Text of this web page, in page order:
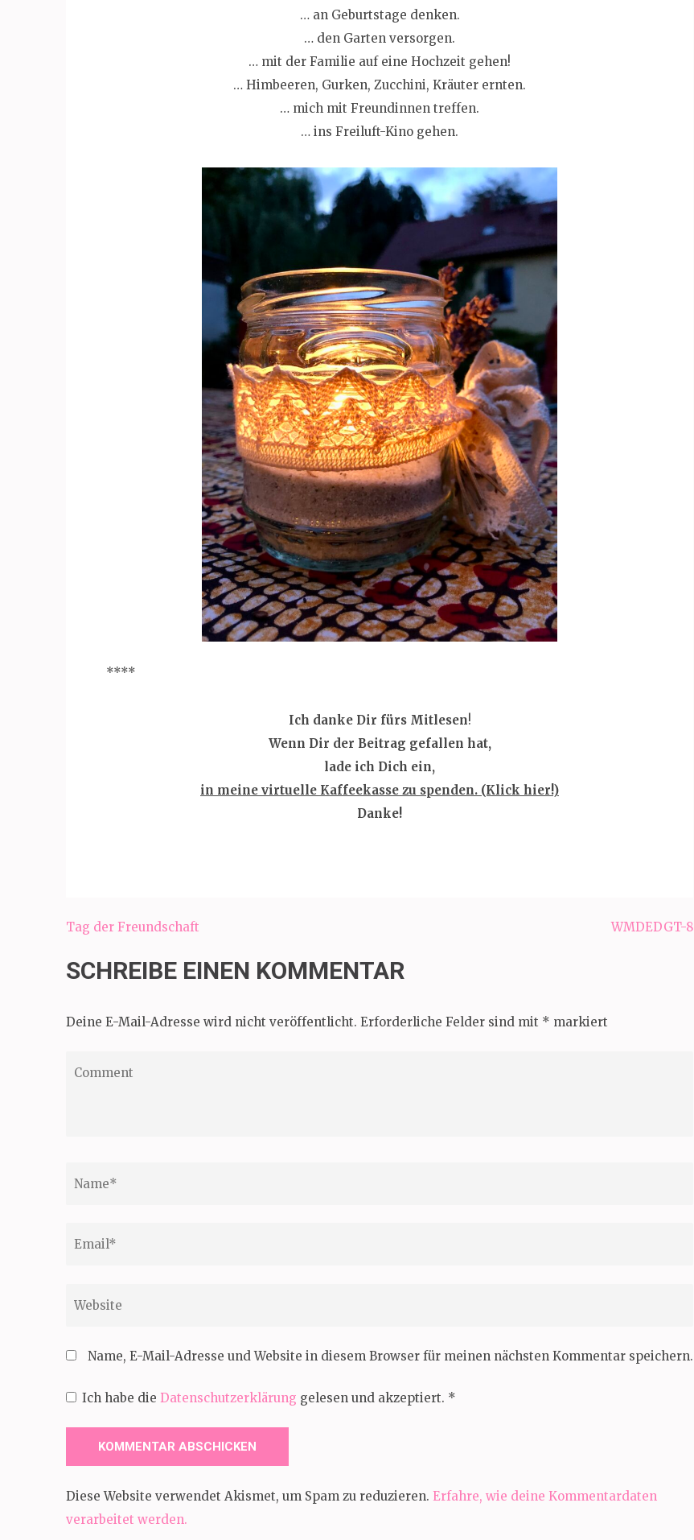
… an Geburtstage denken.
… den Garten versorgen.
… mit der Familie auf eine Hochzeit gehen!
… Himbeeren, Gurken, Zucchini, Kräuter ernten.
… mich mit Freundinnen treffen.
… ins Freiluft-Kino gehen.
****
Ich danke Dir fürs Mitlesen!
Wenn Dir der Beitrag gefallen hat,
lade ich Dich ein,
in meine virtuelle Kaffeekasse zu spenden. (Klick hier!)
Danke!
Beitragsnavigation
Tag der Freundschaft WMDEDGT-8
SCHREIBE EINEN KOMMENTAR
Deine E-Mail-Adresse wird nicht veröffentlicht. Erforderliche Felder sind mit * markiert
Name, E-Mail-Adresse und Website in diesem Browser für meinen nächsten Kommentar speichern.
Ich habe die Datenschutzerklärung gelesen und akzeptiert. *
Diese Website verwendet Akismet, um Spam zu reduzieren. Erfahre, wie deine Kommentardaten
verarbeitet werden.